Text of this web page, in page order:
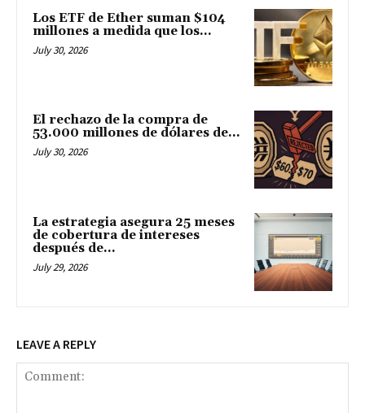
Los ETF de Ether suman $104
millones a medida que los...
July 30, 2026
El rechazo de la compra de
53.000 millones de dólares de...
July 30, 2026
La estrategia asegura 25 meses
de cobertura de intereses
después de...
July 29, 2026
LEAVE A REPLY